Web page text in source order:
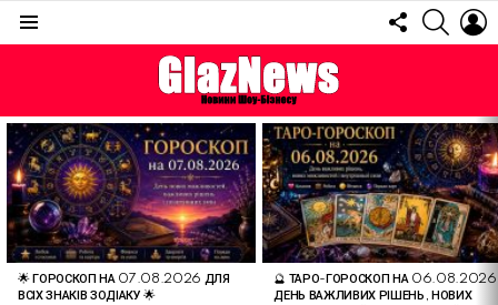
FOLLOW
US
ОСТАННІ
СТАТТІ
🌟 ГОРОСКОП НА 07.08.2026 ДЛЯ
ВСІХ ЗНАКІВ ЗОДІАКУ 🌟
🔮 ТАРО-ГОРОСКОП НА
ДЕНЬ ВАЖЛИВИХ РІШЕНЬ, НОВИХ